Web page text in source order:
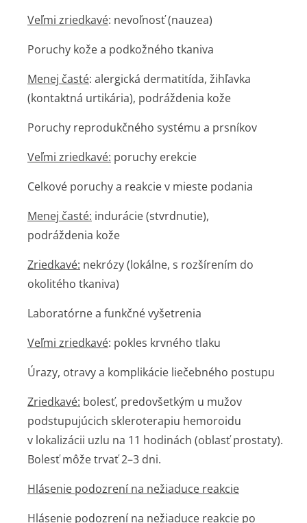
Veľmi zriedkavé: nevoľnosť (nauzea)
Poruchy kože a podkožného tkaniva
Menej časté: alergická dermatitída, žihľavka
(kontaktná urtikária), podráždenia kože
Poruchy reprodukčného systému a prsníkov
Veľmi zriedkavé: poruchy erekcie
Celkové poruchy a reakcie v mieste podania
Menej časté: indurácie (stvrdnutie),
podráždenia kože
Zriedkavé: nekrózy (lokálne, s rozšírením do
okolitého tkaniva)
Laboratórne a funkčné vyšetrenia
Veľmi zriedkavé: pokles krvného tlaku
Úrazy, otravy a komplikácie liečebného postupu
Zriedkavé: bolesť, predovšetkým u mužov
podstupujúcich skleroterapiu hemoroidu
v lokalizácii uzlu na 11 hodinách (oblasť prostaty).
Bolesť môže trvať 2–3 dni.
Hlásenie podozrení na nežiaduce reakcie
Hlásenie podozrení na nežiaduce reakcie po